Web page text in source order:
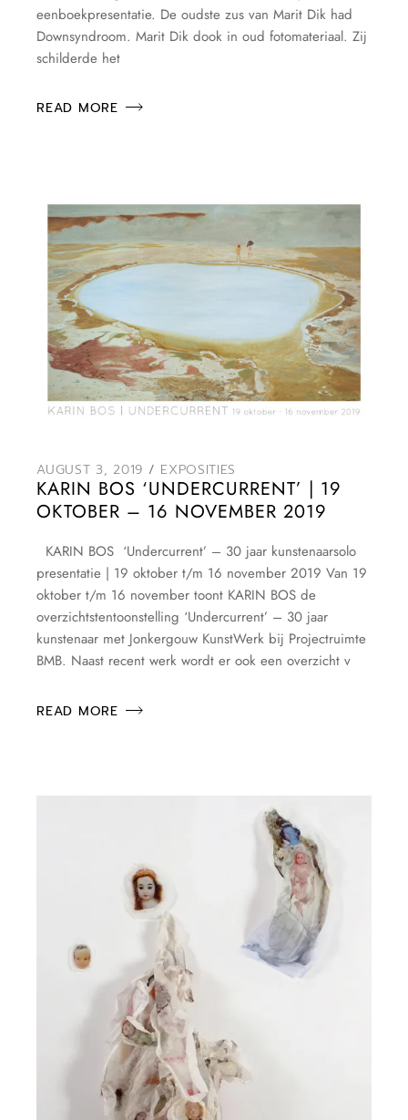
eenboekpresentatie. De oudste zus van Marit Dik had
Downsyndroom. Marit Dik dook in oud fotomateriaal. Zij
schilderde het
READ MORE
AUGUST 3, 2019 EXPOSITIES
KARIN BOS ‘UNDERCURRENT’ | 19
OKTOBER – 16 NOVEMBER 2019
KARIN BOS ‘Undercurrent’ – 30 jaar kunstenaarsolo
presentatie | 19 oktober t/m 16 november 2019 Van 19
oktober t/m 16 november toont KARIN BOS de
overzichtstentoonstelling ‘Undercurrent’ – 30 jaar
kunstenaar met Jonkergouw KunstWerk bij Projectruimte
BMB. Naast recent werk wordt er ook een overzicht v
READ MORE